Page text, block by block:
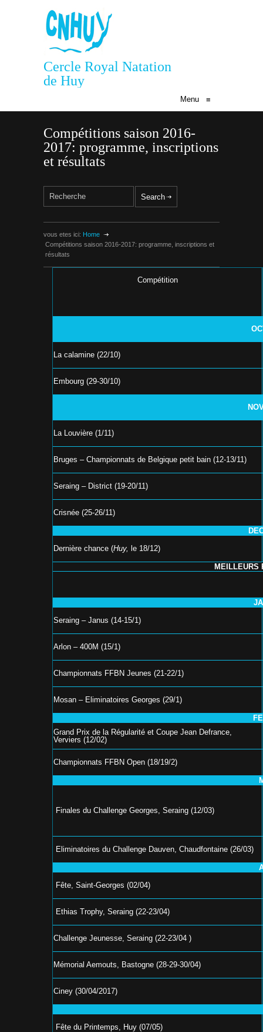
Cercle Royal Natation
de Huy
Menu ≡
Compétitions saison 2016-
2017: programme, inscriptions
et résultats
vous etes ici: Home
Compétitions saison 2016-2017: programme, inscriptions et
résultats
Compétition
La calamine (22/10)
Embourg (29-30/10)
La Louvière (1/11)
Bruges – Championnats de Belgique petit bain (12-13/11)
Seraing – District (19-20/11)
Crisnée (25-26/11)
Dernière chance (Huy, le 18/12)
MEILLEURS
Seraing – Janus (14-15/1)
Arlon – 400M (15/1)
Championnats FFBN Jeunes (21-22/1)
Mosan – Eliminatoires Georges (29/1)
Grand Prix de la Régularité et Coupe Jean Defrance,
Verviers (12/02)
Championnats FFBN Open (18/19/2)
Finales du Challenge Georges, Seraing (12/03)
Eliminatoires du Challenge Dauven, Chaudfontaine (26/03)
Fête, Saint-Georges (02/04)
Ethias Trophy, Seraing (22-23/04)
Challenge Jeunesse, Seraing (22-23/04 )
Mémorial Aemouts, Bastogne (28-29-30/04)
Ciney (30/04/2017)
Fête du Printemps, Huy (07/05)